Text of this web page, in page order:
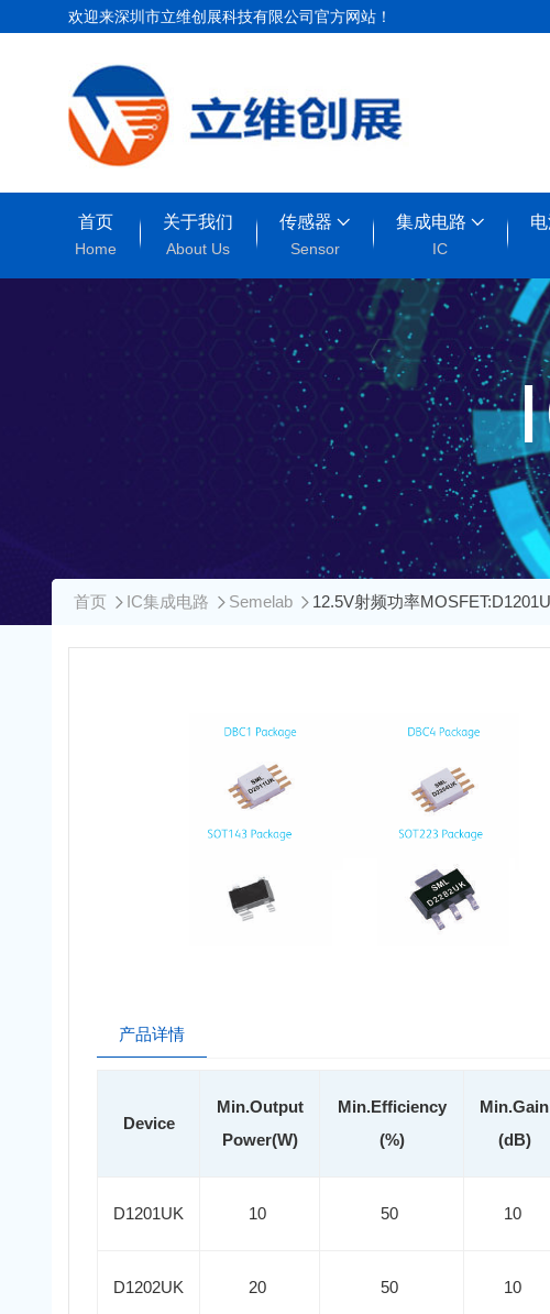
欢迎来深圳市立维创展科技有限公司官方网站！
首页
Home
关于我们
About Us
传感器
Sensor
集成电路
IC
首页 IC集成电路 Semelab 12.5V射频功率
产品详情
Device
Min.Output
Power(W)
Min.Efficiency
(%)
Min.Gain
(dB)
D1201UK 10 50 10
D1202UK 20 50 10